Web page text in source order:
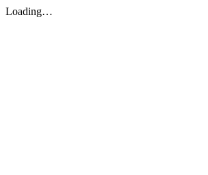
Loading…